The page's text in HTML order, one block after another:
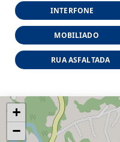
INTERFONE
MOBILIADO
RUA ASFALTADA
+
−